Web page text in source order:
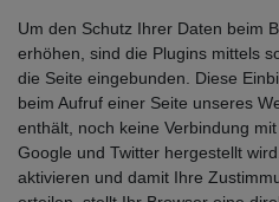
Um den Schutz Ihrer Daten beim
erhöhen, sind die Plugins mittels
die Seite eingebunden. Diese
beim Aufruf einer Seite unseres
enthält, noch keine Verbindung
Google und Twitter hergestellt
aktivieren und damit Ihre